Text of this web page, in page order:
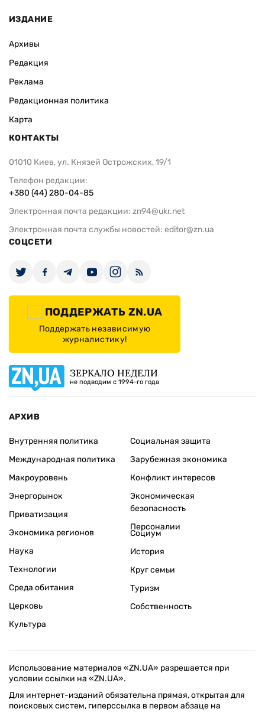
ИЗДАНИЕ
Архивы
Редакция
Реклама
Редакционная политика
Карта
КОНТАКТЫ
01010 Киев, ул. Князей Острожских, 19/1
Телефон редакции:
+380 (44) 280-04-85
Электронная почта редакции: zn94@ukr.net
Электронная почта службы новостей: editor@zn.ua
СОЦСЕТИ
ПОДДЕРЖАТЬ ZN.UA
Поддержать независимую
журналистику!
ЗЕРКАЛО НЕДЕЛИ
не подводим с 1994-го года
АРХИВ
Внутренняя политика
Международная политика
Макроуровень
Энергорынок
Приватизация
Экономика регионов
Социальная защита
Зарубежная экономика
Конфликт интересов
Экономическая
безопасность
Персоналии
Наука
Технологии
Среда обитания
Церковь
Культура
Социум
История
Круг семьи
Туризм
Собственность
Использование материалов «ZN.UA» разрешается при
условии ссылки на «ZN.UA».
Для интернет-изданий обязательна прямая, открытая для
поисковых систем, гиперссылка в первом абзаце на